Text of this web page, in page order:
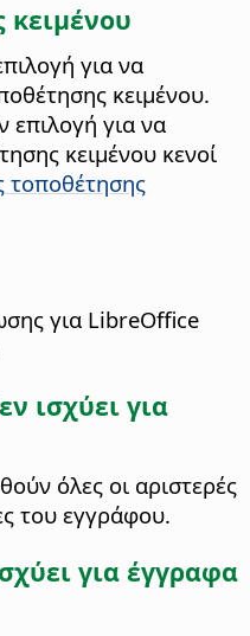
κειμένου
για να
κειμένου.
επιλογή για να
κειμένου κενοί
τοποθέτησης
για LibreOffice
ισχύει για
όλες οι αριστερές
του εγγράφου.
για έγγραφα